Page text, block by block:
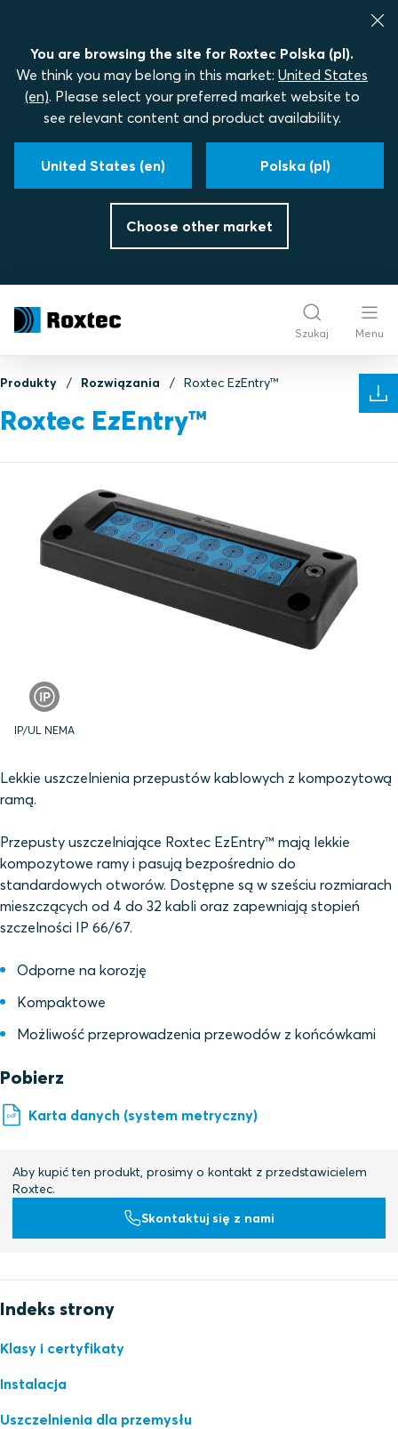
You are browsing the site for Roxtec Polska (pl).
We think you may belong in this market: United States
(en). Please select your preferred market website to
see relevant content and product availability.
United States (en) Polska (pl)
Choose other market
Szukaj Menu
Produkty Rozwiązania Roxtec EzEntry™
Roxtec EzEntry™
Lekkie uszczelnienia przepustów kablowych z kompozytową
ramą.
Przepusty uszczelniające Roxtec EzEntry™ mają lekkie
kompozytowe ramy i pasują bezpośrednio do
standardowych otworów. Dostępne są w sześciu rozmiarach
mieszczących od 4 do 32 kabli oraz zapewniają stopień
szczelności IP 66/67.
Odporne na korozję
Kompaktowe
Możliwość przeprowadzenia przewodów z końcówkami
Pobierz
Karta danych (system metryczny)
Aby kupić ten produkt, prosimy o kontakt z przedstawicielem
Roxtec.
Skontaktuj się z nami
IP/UL NEMA
Indeks strony
Klasy i certyfikaty
Instalacja
Uszczelnienia dla przemysłu